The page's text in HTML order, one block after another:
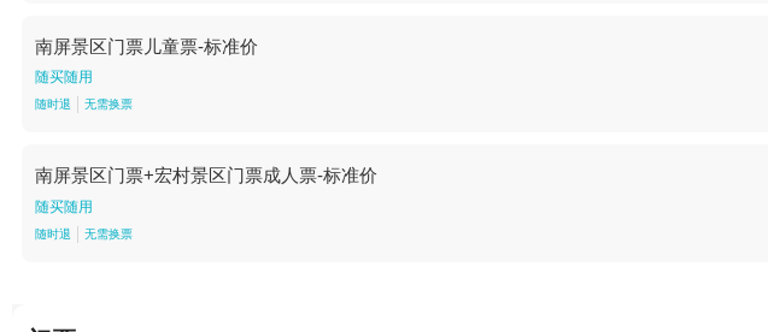
南屏景区门票儿童票-标准价
随买随用
随时退 无需换票
南屏景区门票+宏村景区门票成人票-标准价
随买随用
随时退 无需换票